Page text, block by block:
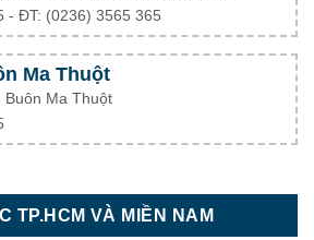
- ĐT: (0236) 3565 365
Ma Thuột
Buôn Ma Thuột
TP.HCM VÀ MIỀN NAM